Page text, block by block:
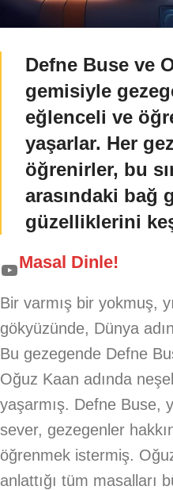
Defne Buse ve
gemisiyle
eğlenceli ve
yaşarlar. Her
öğrenirler, bu
arasındaki bağ
güzelliklerini
Masal Dinle!
Bir varmış bir yokmuş,
gökyüzünde, Dünya
Bu gezegende Defne
Oğuz Kaan adında
yaşarmış. Defne Buse,
sever, gezegenler
öğrenmek istermiş.
anlattığı tüm masalları